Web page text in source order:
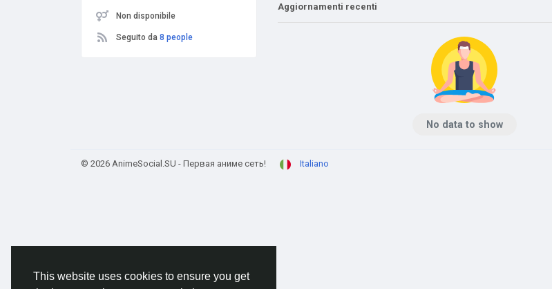
This website uses cookies to ensure you get
Non disponibile
Seguito da 8 people
Aggiornamenti recenti
No data to show
© 2026 AnimeSocial.SU - Первая аниме сеть! Italiano